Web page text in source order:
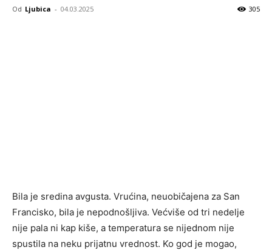
Od Ljubica - 04.03.2025 305
Bila je sredina avgusta. Vrućina, neuobičajena za San
Francisko, bila je nepodnošljiva. Većviše od tri nedelje
nije pala ni kap kiše, a temperatura se nijednom nije
spustila na neku prijatnu vrednost. Ko god je mogao,